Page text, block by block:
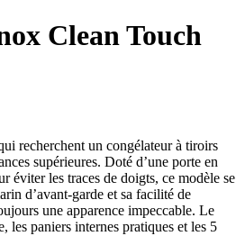
Clean Touch
recherchent un congélateur à tiroirs
supérieures. Doté d’une porte en
éviter les traces de doigts, ce modèle se
d’avant-garde et sa facilité de
une apparence impeccable. Le
les paniers internes pratiques et les 5